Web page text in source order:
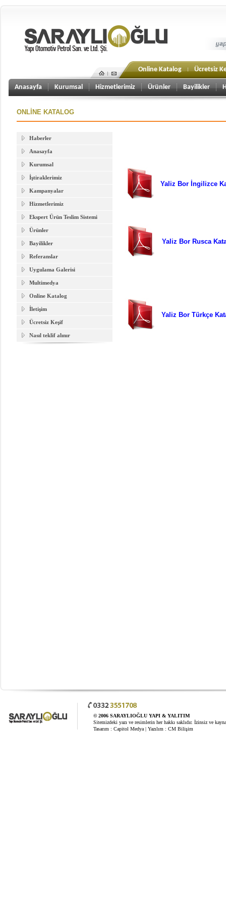
Online Katalog Ücretsiz
Anasayfa Kurumsal Hizmetlerimiz Ürünler Bayilikler
ONLİNE KATALOG
Haberler
Anasayfa
Kurumsal
İştiraklerimiz
Kampanyalar
Hizmetlerimiz
Ekspert Ürün Teslim Sistemi
Ürünler
Bayilikler
Referanslar
Uygulama Galerisi
Multimedya
Online Katalog
İletişim
Ücretsiz Keşif
Nasıl teklif alınır
Yaliz Bor İngilizce
Yaliz Bor Rusca
Yaliz Bor Türkçe
© 2006 SARAYLIOĞLU YAPI & YALITIM
Sitemizdeki yazı ve resimlerin her hakkı saklıdır. İzinsiz ve
Tasarım : Capitol Medya | Yazılım : CM Bilişim